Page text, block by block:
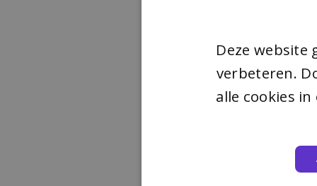
Deze
verbeteren.
alle cookies